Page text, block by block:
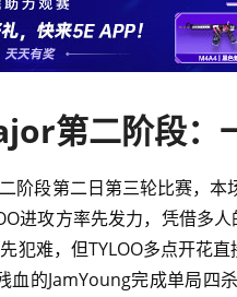
阶段第二日第三轮比赛，
进攻方率先发力，凭借多
犯难，但TYLOO多点开花
血的JamYoung完成单局四